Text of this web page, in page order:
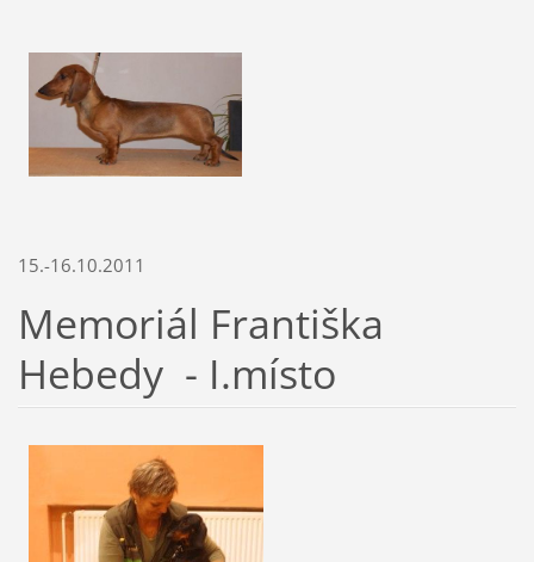
15.-16.10.2011
Memoriál Františka
Hebedy - I.místo